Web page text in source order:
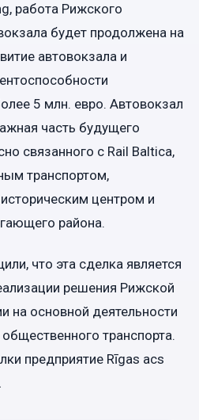
работа Рижского
будет продолжена на
автовокзала и
5 млн. евро. Автовокзал
часть будущего
связанного с Rail Baltica,
транспортом,
центром и
района.
что эта сделка является
решения Рижской
на основной деятельности
транспорта.
предприятие Rīgas acs